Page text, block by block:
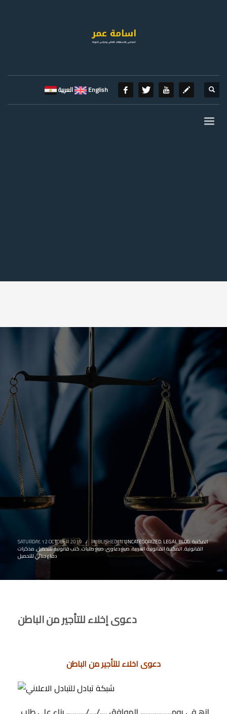
English
SATURDAY, 12 OCTOBER 2019 / PUBLISHED INUNCATEGORIZED,LEGAL BLOG,المكتبة
القانونية,المكتبة القانونية العربية,صيغ دعاوى,صيغ طلبات,كتب قانونية للتحميل,مذكرات
دفاع جنائي للتحميل
دعوى إخلاء للتأجير من الباطن
دعوى اخلاء للتأجیر من الباطن